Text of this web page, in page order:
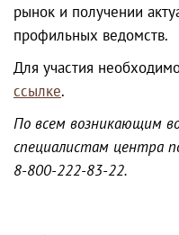
рынок и получении
профильных ведомств.
Для участия
ссылке.
По всем возникающим
специалистам центра
8-800-222-83-22.